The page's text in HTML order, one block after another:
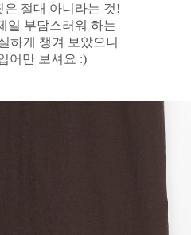
은 절대 아니라는 것!
일 부담스러워 하는
하게 챙겨 보았으니
어만 보셔요 :)